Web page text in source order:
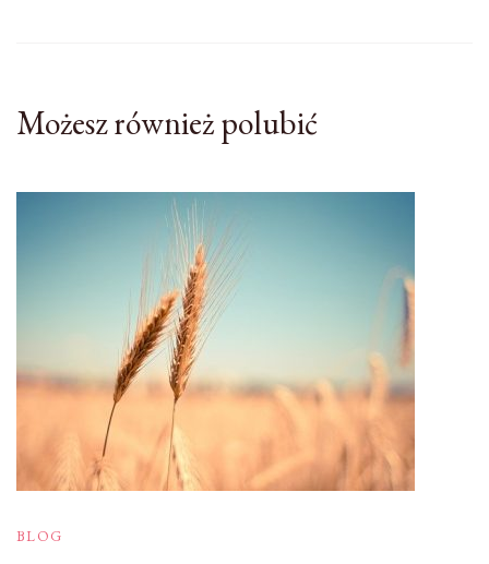
Możesz również polubić
BLOG